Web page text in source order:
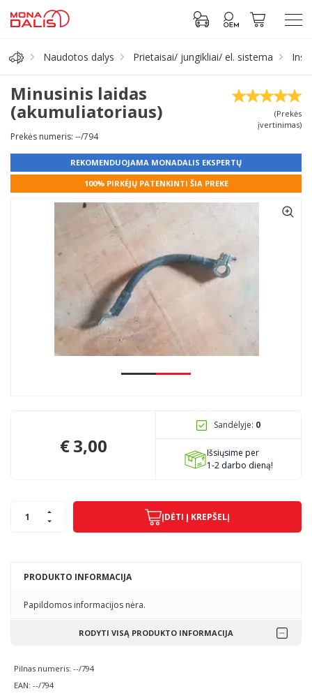
Alyva, tepalai
Antifrizas
Akumuliatorius
Prisijungti prie paskyros
Pagojo k., Uosių g. 124, Kelmės raj.
Naudotos dalys Prietaisai/ jungikliai/ el. sistema
Minusinis laidas
(akumuliatoriaus)
(Prekės
įvertinimas)
Prekės numeris: --/794
REKOMENDUOJAMA MONADALIS EKSPERTŲ
100% PIRKĖJŲ PATENKINTI ŠIA PREKE
PRODUKTO INFORMACIJA
Papildomos informacijos nėra.
RODYTI VISĄ PRODUKTO INFORMACIJA
Pilnas numeris: --/794
EAN: --/794
€3,00
Sandėlyje: 0
Išsiųsime per
1-2 darbo dieną!
ĮDĖTI Į KREPŠELĮ